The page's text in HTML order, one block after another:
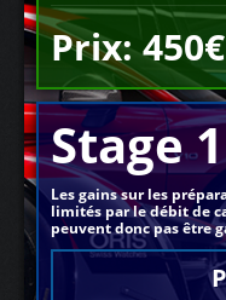
Prix: 450€
Stage
Les gains sur les
limités par le débit de
peuvent donc pas être